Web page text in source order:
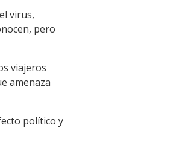
virus,
pero
viajeros
amenaza
político y